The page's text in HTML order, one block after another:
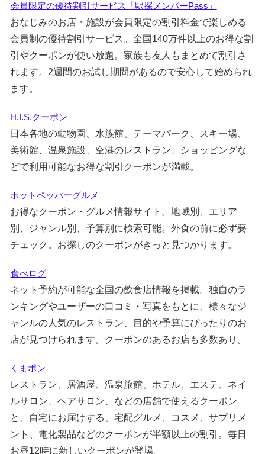
会員限定の優待割引サービス「駅探メンバーPass」
おなじみのお店・施設が会員限定の割引料金で楽しめる
会員制の優待割引サービス。全国140万件以上のお得な割
引やクーポンが使い放題。家族も友人もまとめて割引さ
れます。2週間のお試し期間があるので安心して始められ
ます。
H.I.S.クーポン
日本各地の動物園、水族館、テーマパーク、スキー場、
美術館、温泉施設、空港のレストラン、ショッピングな
どで利用可能なお得な割引クーポンが満載。
ホットペッパーグルメ
お得なクーポン・グルメ情報サイト。地域別、エリア
別、ジャンル別、予算別に検索可能。外食の前に必ず要
チェック。お探しのクーポンがきっと見つかります。
食べログ
ネット予約が可能な全国の飲食店情報を掲載。独自のラ
ンキングやユーザーの口コミ・写真をもとに、様々なジ
ャンルの人気のレストラン、目的や予算にぴったりのお
店が見つけられます。クーポンのあるお店も多数あり。
くまポン
レストラン、居酒屋、温泉旅館、ホテル、エステ、ネイ
ルサロン、ヘアサロン、などの店舗で使えるクーポン
と、自宅にお届けする、宅配グルメ、コスメ、サプリメ
ント、電化製品などのクーポンが半額以上の割引。毎日
お昼12時に新しいクーポンが登場。